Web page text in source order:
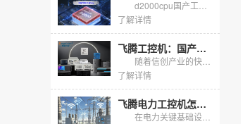
了解详情
飞腾工控机：国产芯、强性能、多场景，助力关键行业自主可控
了解详情
飞腾电力工控机怎么选？东田两款国产化主机适配电力规约采集